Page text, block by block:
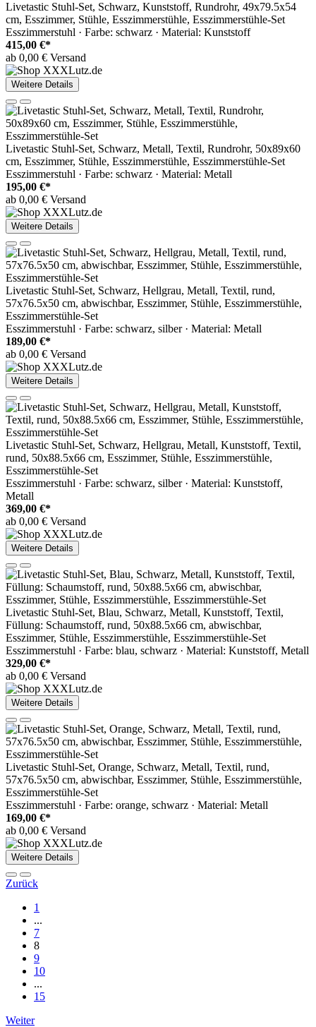
Livetastic Stuhl-Set, Schwarz, Kunststoff, Rundrohr, 49x79.5x54
cm, Esszimmer, Stühle, Esszimmerstühle, Esszimmerstühle-Set
Esszimmerstuhl · Farbe: schwarz · Material: Kunststoff
415,00 €*
ab 0,00 € Versand
Weitere Details
Livetastic Stuhl-Set, Schwarz, Metall, Textil, Rundrohr, 50x89x60
cm, Esszimmer, Stühle, Esszimmerstühle, Esszimmerstühle-Set
Esszimmerstuhl · Farbe: schwarz · Material: Metall
195,00 €*
ab 0,00 € Versand
Weitere Details
Livetastic Stuhl-Set, Schwarz, Hellgrau, Metall, Textil, rund,
57x76.5x50 cm, abwischbar, Esszimmer, Stühle, Esszimmerstühle,
Esszimmerstühle-Set
Esszimmerstuhl · Farbe: schwarz, silber · Material: Metall
189,00 €*
ab 0,00 € Versand
Weitere Details
Livetastic Stuhl-Set, Schwarz, Hellgrau, Metall, Kunststoff, Textil,
rund, 50x88.5x66 cm, Esszimmer, Stühle, Esszimmerstühle,
Esszimmerstühle-Set
Esszimmerstuhl · Farbe: schwarz, silber · Material: Kunststoff,
Metall
369,00 €*
ab 0,00 € Versand
Weitere Details
Livetastic Stuhl-Set, Blau, Schwarz, Metall, Kunststoff, Textil,
Füllung: Schaumstoff, rund, 50x88.5x66 cm, abwischbar,
Esszimmer, Stühle, Esszimmerstühle, Esszimmerstühle-Set
Esszimmerstuhl · Farbe: blau, schwarz · Material: Kunststoff, Metall
329,00 €*
ab 0,00 € Versand
Weitere Details
Livetastic Stuhl-Set, Orange, Schwarz, Metall, Textil, rund,
57x76.5x50 cm, abwischbar, Esszimmer, Stühle, Esszimmerstühle,
Esszimmerstühle-Set
Esszimmerstuhl · Farbe: orange, schwarz · Material: Metall
169,00 €*
ab 0,00 € Versand
Weitere Details
Zurück
1
...
7
8
9
10
...
15
Weiter